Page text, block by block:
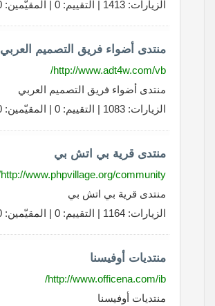
الزيارات: 1413 | التقييم: 0 | المقيّمين: 0
منتدى أضواء فريق التصميم العربي
http://www.adt4w.com/vb/
منتدى أضواء فريق التصميم العربي
الزيارات: 1083 | التقييم: 0 | المقيّمين: 0
منتدى قرية بي اتش بي
http://www.phpvillage.org/community/
منتدى قرية بي اتش بي
الزيارات: 1164 | التقييم: 0 | المقيّمين: 0
منتديات أوفيسنا
http://www.officena.com/ib/
منتديات أوفيسنا